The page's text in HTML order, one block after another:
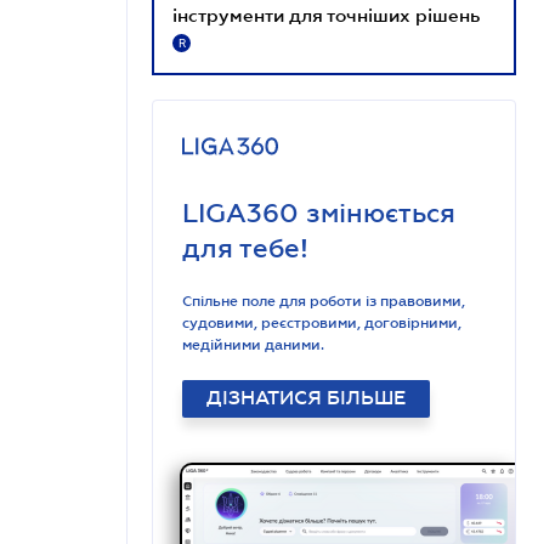
інструменти для точніших рішень
R
LIGA360 змінюється
для тебе!
Спільне поле для роботи із правовими,
судовими, реєстровими, договірними,
медійними даними.
ДІЗНАТИСЯ БІЛЬШЕ